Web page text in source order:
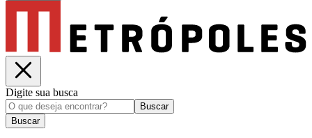
Digite sua busca
Buscar
Buscar